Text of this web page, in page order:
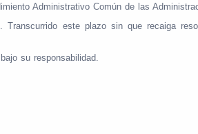
Administrativo Común de las
este plazo sin que recaiga
su responsabilidad.